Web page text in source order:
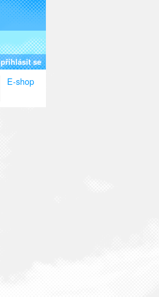
přihlásit se
E-shop